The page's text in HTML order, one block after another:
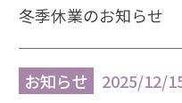
冬季休業のお知らせ
お知らせ
2025/12/